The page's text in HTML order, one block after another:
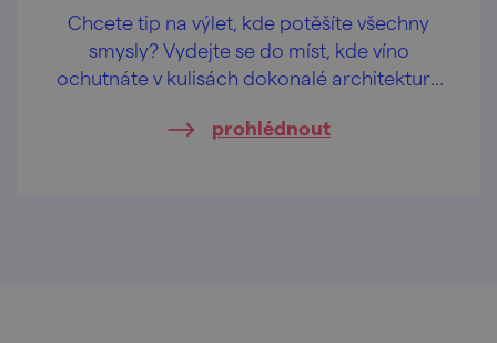
Chcete tip na výlet, kde potěšíte všechny
smysly? Vydejte se do míst, kde víno
ochutnáte v kulisách dokonalé architektury
přírody skrývá i originální moderní stavby.
prohlédnout